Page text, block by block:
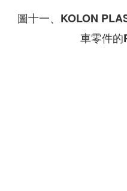
圖十一、KOLON
車零件的